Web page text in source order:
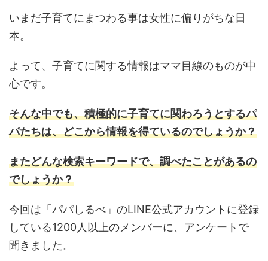
いまだ子育てにまつわる事は女性に偏りがちな日
本。
よって、子育てに関する情報はママ目線のものが中
心です。
そんな中でも、積極的に子育てに関わろうとするパ
パたちは、どこから情報を得ているのでしょうか？
またどんな検索キーワードで、調べたことがあるの
でしょうか？
今回は「パパしるべ」のLINE公式アカウントに登録
している1200人以上のメンバーに、アンケートで
聞きました。